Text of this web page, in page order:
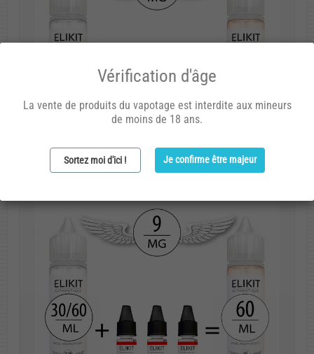
Vérification d'âge
La vente de produits du vapotage est interdite aux mineurs
de moins de 18 ans.
Sortez moi d'ici ! Je confirme être majeur